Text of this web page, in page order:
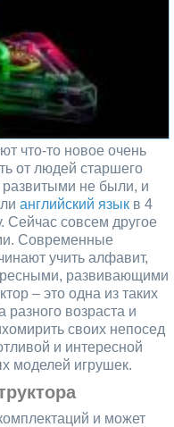
что-то новое очень
от людей старшего
развитыми не были, и
английский язык в 4
Сейчас совсем другое
Современные
учить алфавит,
развивающими
– это одна из таких
разного возраста и
своих непосед
и интересной
моделей игрушек.
и может